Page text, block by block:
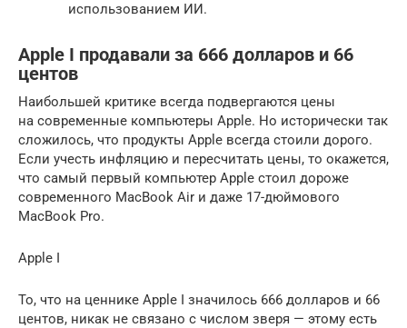
использованием ИИ.
Apple I продавали за 666 долларов и 66
центов
Наибольшей критике всегда подвергаются цены
на современные компьютеры Apple. Но исторически так
сложилось, что продукты Apple всегда стоили дорого.
Если учесть инфляцию и пересчитать цены, то окажется,
что самый первый компьютер Apple стоил дороже
современного MacBook Air и даже 17-дюймового
MacBook Pro.
Apple I
То, что на ценнике Apple I значилось 666 долларов и 66
центов, никак не связано с числом зверя — этому есть